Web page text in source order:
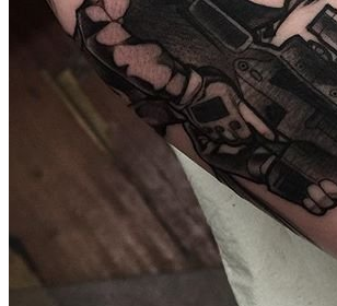
： 服务号：laobingwenshen 订阅号：
文资讯！精美纹身图案及手稿 纹身作
问千万素材的微官网，中国最强最全纹